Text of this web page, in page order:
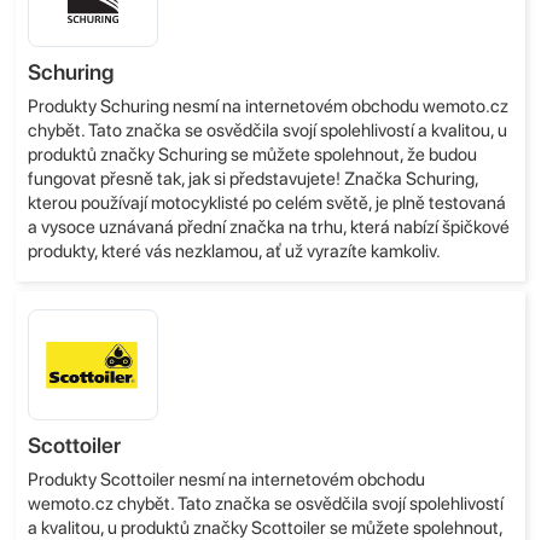
Schuring
Produkty Schuring nesmí na internetovém obchodu wemoto.cz
chybět. Tato značka se osvědčila svojí spolehlivostí a kvalitou, u
produktů značky Schuring se můžete spolehnout, že budou
fungovat přesně tak, jak si představujete! Značka Schuring,
kterou používají motocyklisté po celém světě, je plně testovaná
a vysoce uznávaná přední značka na trhu, která nabízí špičkové
produkty, které vás nezklamou, ať už vyrazíte kamkoliv.
Scottoiler
Produkty Scottoiler nesmí na internetovém obchodu
wemoto.cz chybět. Tato značka se osvědčila svojí spolehlivostí
a kvalitou, u produktů značky Scottoiler se můžete spolehnout,